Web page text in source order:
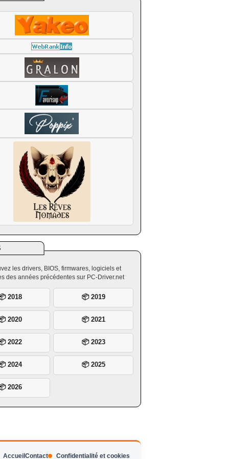
les drivers, BIOS, firmwares, logiciels et
des années précédentes sur PC-Driver.net
2018 📦 2019
2020 📦 2021
2022 📦 2023
2024 📦 2025
2026
Accueil Contact Confidentialité et cookies